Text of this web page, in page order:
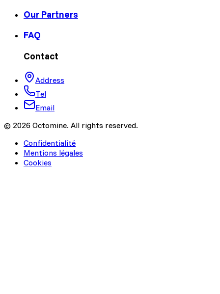
Our Partners
FAQ
Contact
Address
Tel
Email
© 2026 Octomine. All rights reserved.
Confidentialité
Mentions légales
Cookies